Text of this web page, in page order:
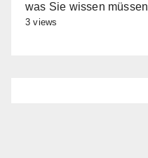
was Sie wissen müssen
3 views